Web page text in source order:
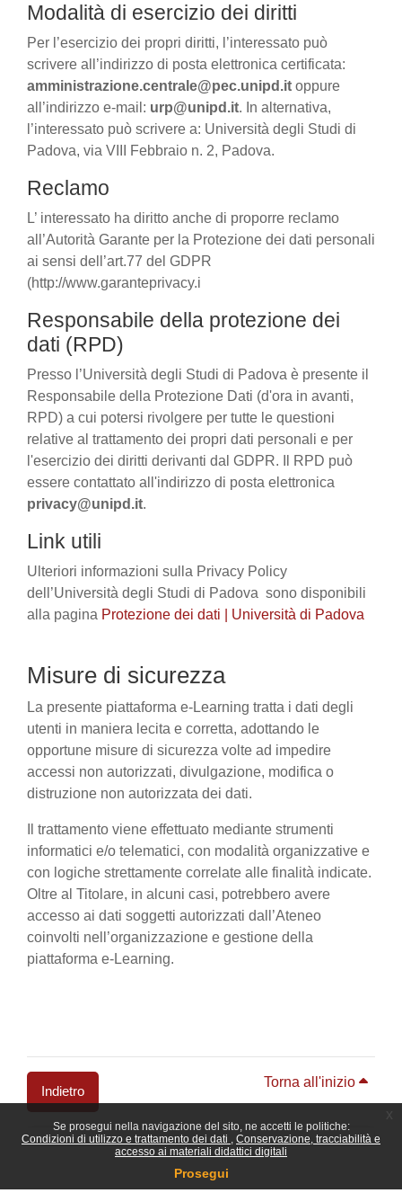
Se prosegui nella navigazione del sito, ne accetti le politiche:
Condizioni di utilizzo e trattamento dei dati
Conservazione, tracciabilità e
accesso ai materiali didattici digitali
Prosegui
Modalità di esercizio dei diritti
Per l’esercizio dei propri diritti, l’interessato può
scrivere all’indirizzo di posta elettronica certificata:
amministrazione.centrale@pec.unipd.it oppure
all’indirizzo e-mail: urp@unipd.it. In alternativa,
l’interessato può scrivere a: Università degli Studi di
Padova, via VIII Febbraio n. 2, Padova.
Reclamo
L’ interessato ha diritto anche di proporre reclamo
all’Autorità Garante per la Protezione dei dati personali
ai sensi dell’art.77 del GDPR
(http://www.garanteprivacy.i
Responsabile della protezione dei
dati (RPD)
Presso l’Università degli Studi di Padova è presente il
Responsabile della Protezione Dati (d'ora in avanti,
RPD) a cui potersi rivolgere per tutte le questioni
relative al trattamento dei propri dati personali e per
l'esercizio dei diritti derivanti dal GDPR. Il RPD può
essere contattato all'indirizzo di posta elettronica
privacy@unipd.it.
Link utili
Ulteriori informazioni sulla Privacy Policy
dell’Università degli Studi di Padova sono disponibili
alla pagina Protezione dei dati | Università di Padova
Misure di sicurezza
La presente piattaforma e-Learning tratta i dati degli
utenti in maniera lecita e corretta, adottando le
opportune misure di sicurezza volte ad impedire
accessi non autorizzati, divulgazione, modifica o
distruzione non autorizzata dei dati.
Il trattamento viene effettuato mediante strumenti
informatici e/o telematici, con modalità organizzative e
con logiche strettamente correlate alle finalità indicate.
Oltre al Titolare, in alcuni casi, potrebbero avere
accesso ai dati soggetti autorizzati dall’Ateneo
coinvolti nell’organizzazione e gestione della
piattaforma e-Learning.
Indietro
Torna all'inizio
Blocchi